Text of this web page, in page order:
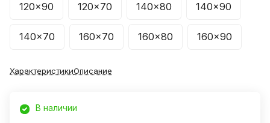
120x90 120x70 140x80 140x90
140x70 160x70 160x80 160x90
ХарактеристикиОписание
В наличии